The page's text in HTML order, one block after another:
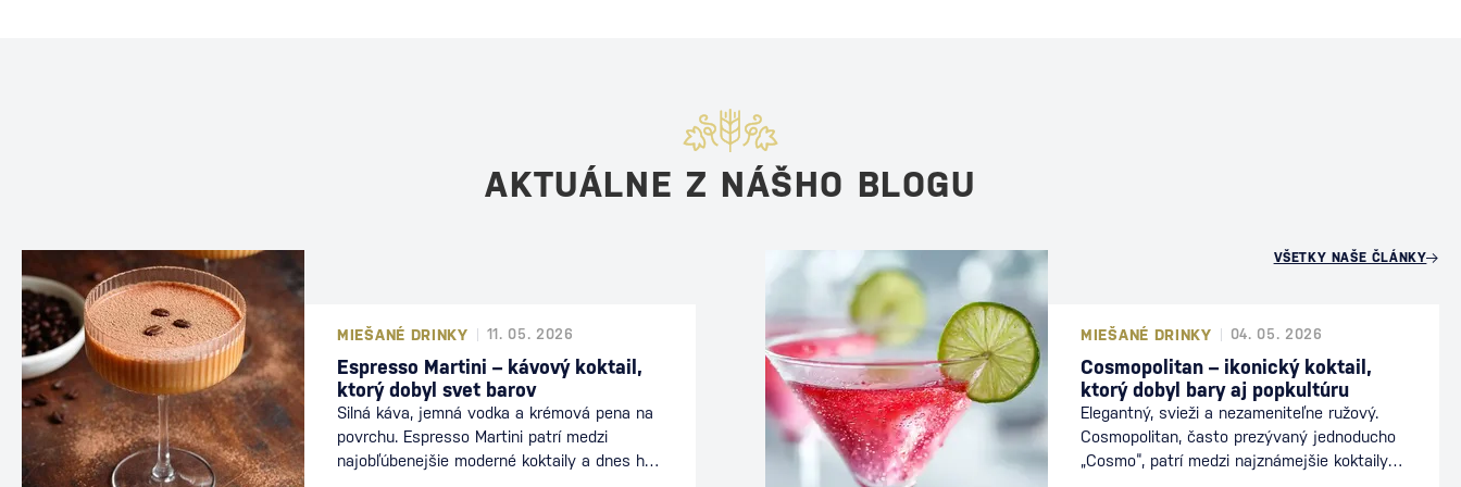
AKTUÁLNE Z NÁŠHO BLOGU
MIEŠANÉ DRINKY 11. 05. 2026
Espresso Martini – kávový koktail,
ktorý dobyl svet barov
Silná káva, jemná vodka a krémová pena na
povrchu. Espresso Martini patrí medzi
najobľúbenejšie moderné koktaily a dnes ho
MIEŠANÉ DRINKY 04. 05. 2026
Cosmopolitan – ikonický koktail,
ktorý dobyl bary aj popkultúru
Elegantný, svieži a nezameniteľne ružový.
Cosmopolitan, často prezývaný jednoducho
„Cosmo“, patrí medzi najznámejšie koktaily
VŠETKY NAŠE ČLÁNKY